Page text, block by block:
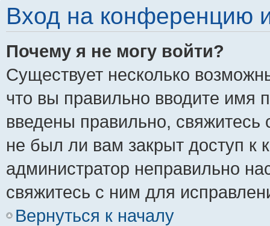
Вход на конференцию
Почему я не могу войти?
Существует несколько
что вы правильно вводите имя
введены правильно,
не был ли вам закрыт доступ к
администратор неправильно
свяжитесь с ним для
Вернуться к началу